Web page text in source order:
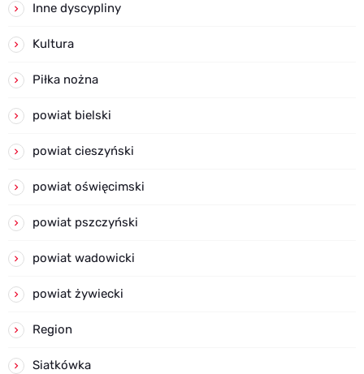
Inne dyscypliny
Kultura
Piłka nożna
powiat bielski
powiat cieszyński
powiat oświęcimski
powiat pszczyński
powiat wadowicki
powiat żywiecki
Region
Siatkówka